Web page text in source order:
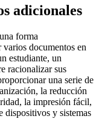
adicionales
forma
documentos en
estudiante, un
racionalizar sus
una serie de
la reducción
la impresión fácil,
dispositivos y sistemas